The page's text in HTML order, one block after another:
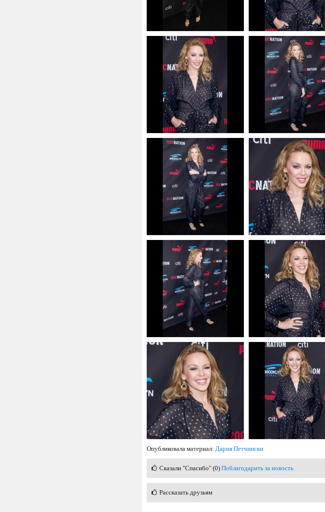
Опубликовала материал: Дария Петчински
Сказали "Спасибо" (0) Поблагодарить за новость
Рассказать друзьям